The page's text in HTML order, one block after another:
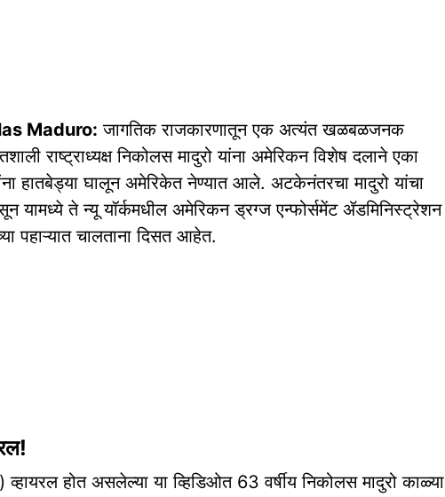
Maduro: जागतिक राजकारणातून एक अत्यंत खळबळजनक
राष्ट्राध्यक्ष निकोलस मादुरो यांना अमेरिकन विशेष दलाने एका
हातबेड्या घालून अमेरिकेत नेण्यात आले. अटकेनंतरचा मादुरो यांचा
यामध्ये ते न्यू यॉर्कमधील अमेरिकन ड्रग्ज एन्फोर्समेंट ॲडमिनिस्ट्रेशन
पहाऱ्यात चालताना दिसत आहेत.
होत असलेल्या या व्हिडिओत 63 वर्षीय निकोलस मादुरो काळ्या